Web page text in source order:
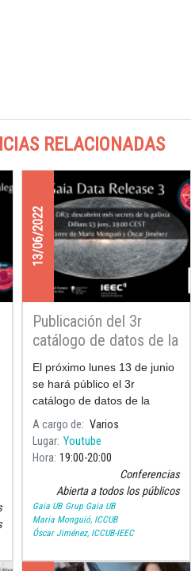
RELACIONADAS
13/06/2022
Publicación del 3r
catálogo de datos de la
misión Gaia
El próximo lunes 13 de junio
se hará público el 3r
catálogo de datos de la
misión Gaia de la Agencia
Espacial Europea (ESA).
A cargo de
Varios
Lugar Youtube
Hora 19:00 20:00
Conferencias
Abierta a todos los públicos
Gaia UB Grup Gaia UB
Maria Monguió, ICCUB
Óscar Jiménez, ICCUB-IEEC